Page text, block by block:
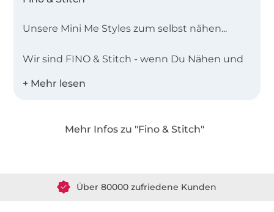
Unsere Mini Me Styles zum selbst nähen...
Wir sind FINO & Stitch - wenn Du Nähen und
richtig. Endlich kannst Du Dir, Deinem Mini
selbsterklärenden Anleitungsvideos helfen Dir
Mehr Infos zu "Fino & Stitch"